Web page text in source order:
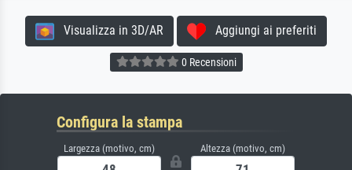
Visualizza in 3D/AR Aggiungi ai preferiti
0 Recensioni
Configura la stampa
Largezza (motivo, cm) Altezza (motivo, cm)